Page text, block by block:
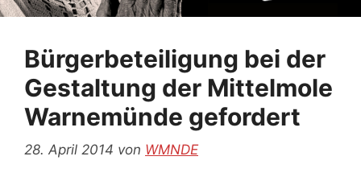
Bürgerbeteiligung bei der
Gestaltung der Mittelmole
Warnemünde gefordert
28. April 2014 von WMNDE